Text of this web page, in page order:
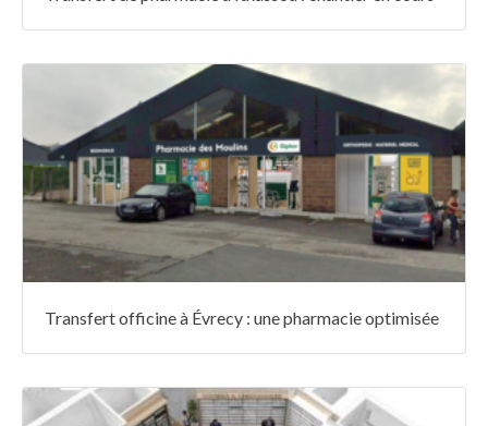
Transfert officine à Évrecy : une pharmacie optimisée